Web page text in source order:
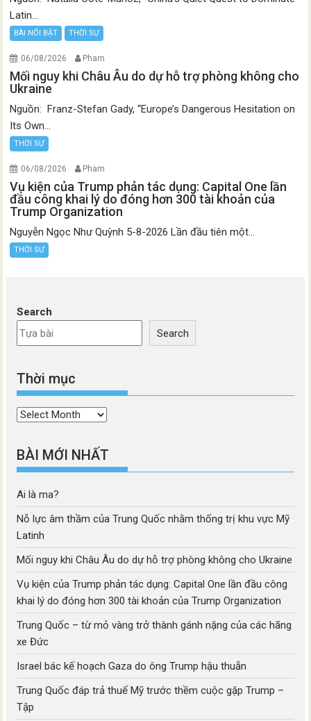
Latin...
BÀI NỔI BẬT THỜI SỰ
06/08/2026 Pham
Mối nguy khi Châu Âu do dự hỗ trợ phòng không cho
Ukraine
Nguồn: Franz-Stefan Gady, “Europe’s Dangerous Hesitation on
Its Own...
THỜI SỰ
06/08/2026 Pham
Vụ kiện của Trump phản tác dụng: Capital One lần
đầu công khai lý do đóng hơn 300 tài khoản của
Trump Organization
Nguyễn Ngọc Như Quỳnh 5-8-2026 Lần đầu tiên một...
THỜI SỰ
Search
Search
Thời mục
Thời
BÀI MỚI NHẤT
Ai là ma?
Nỗ lực âm thầm của Trung Quốc nhằm thống trị khu vực Mỹ
Latinh
Mối nguy khi Châu Âu do dự hỗ trợ phòng không cho Ukraine
Vụ kiện của Trump phản tác dụng: Capital One lần đầu công
khai lý do đóng hơn 300 tài khoản của Trump Organization
Trung Quốc – từ mỏ vàng trở thành gánh nặng của các hãng
xe Đức
Israel bác kế hoạch Gaza do ông Trump hậu thuẫn
Trung Quốc đáp trả thuế Mỹ trước thềm cuộc gặp Trump –
Tập